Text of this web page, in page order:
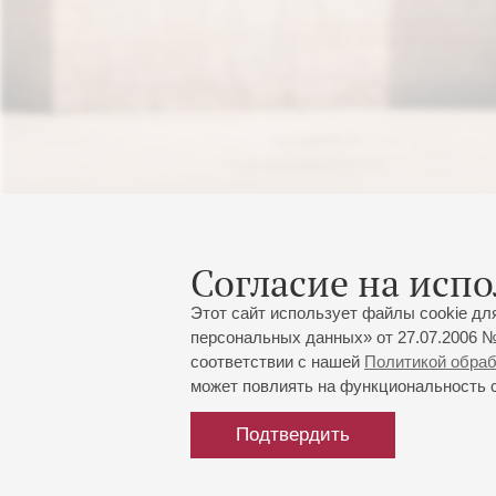
Согласие на
Этот сайт использует файлы cookie
персональных данных» от 27.07.2006
соответствии с нашей Политикой
может повлиять на функциональность
Подтвердить